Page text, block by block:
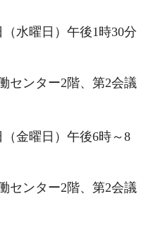
水曜日）午後1時30分
センター2階、第2会議
（金曜日）午後6時～8
センター2階、第2会議